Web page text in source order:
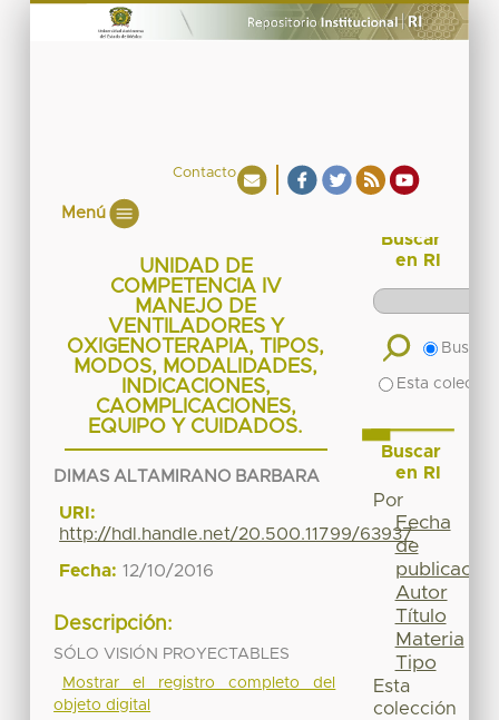
Contacto
Menú
UNIDAD DE
COMPETENCIA IV
MANEJO DE
VENTILADORES Y
OXIGENOTERAPIA, TIPOS,
MODOS, MODALIDADES,
INDICACIONES,
CAOMPLICACIONES,
EQUIPO Y CUIDADOS.
DIMAS ALTAMIRANO BARBARA
URI:
http://hdl.handle.net/20.500.11799/63937
Fecha: 12/10/2016
Descripción:
SÓLO VISIÓN PROYECTABLES
Mostrar el registro completo del
objeto digital
Buscar
en RI
Buscar
Esta
Buscar
en RI
Por
Fecha
de
publicación
Autor
Título
Materia
Tipo
Esta
colección